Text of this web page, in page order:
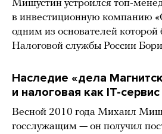
Мишустин устроился топ-
в инвестиционную компанию
одним из основателей
Налоговой службы России
Наследие «дела
и налоговая как IT-сервис
Весной 2010 года Михаил
госслужащим — он получил